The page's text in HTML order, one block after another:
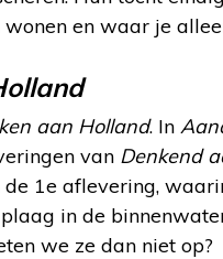
en waar je
aan Holland. In
van Denkend
1e aflevering,
in de
we ze dan niet op?